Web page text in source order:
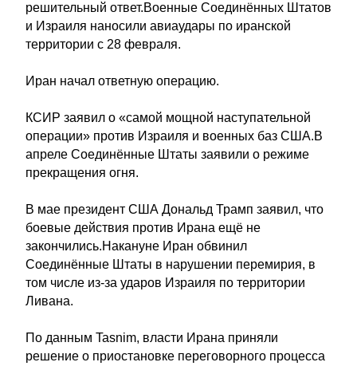
решительный ответ.Военные Соединённых Штатов
и Израиля наносили авиаудары по иранской
территории с 28 февраля.
Иран начал ответную операцию.
КСИР заявил о «самой мощной наступательной
операции» против Израиля и военных баз США.В
апреле Соединённые Штаты заявили о режиме
прекращения огня.
В мае президент США Дональд Трамп заявил, что
боевые действия против Ирана ещё не
закончились.Накануне Иран обвинил
Соединённые Штаты в нарушении перемирия, в
том числе из-за ударов Израиля по территории
Ливана.
По данным Tasnim, власти Ирана приняли
решение о приостановке переговорного процесса